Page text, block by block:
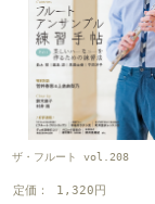
ザ・フルート vol.208
定価： 1,320円